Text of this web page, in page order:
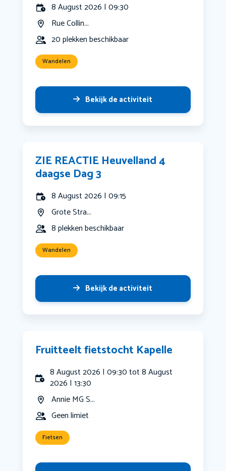
8 August 2026 | 09:30
Rue Collin...
20 plekken beschikbaar
Wandelen
Bekijk de activiteit
ZIE REACTIE Heuvelland 4
daagse Dag 3
8 August 2026 | 09:15
Grote Stra...
8 plekken beschikbaar
Wandelen
Bekijk de activiteit
Fruitteelt fietstocht Kapelle
8 August 2026 | 09:30 tot 8 August
2026 | 13:30
Annie MG S...
Geen limiet
Fietsen